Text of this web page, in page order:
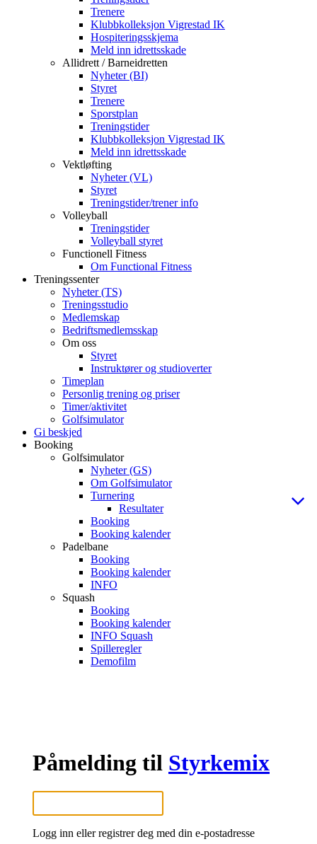
Trenere
Klubbkolleksjon Vigrestad IK
Hospiteringsskjema
Meld inn idrettsskade
Allidrett / Barneidretten
Nyheter (BI)
Styret
Trenere
Sporstplan
Treningstider
Klubbkolleksjon Vigrestad IK
Meld inn idrettsskade
Vektløfting
Nyheter (VL)
Styret
Treningstider/trener info
Volleyball
Treningstider
Volleyball styret
Functionell Fitness
Om Functional Fitness
Treningssenter
Nyheter (TS)
Treningsstudio
Medlemskap
Bedriftsmedlemsskap
Om oss
Styret
Instruktører og studioverter
Timeplan
Personlig trening og priser
Timer/aktivitet
Golfsimulator
Gi beskjed
Booking
Golfsimulator
Nyheter (GS)
Om Golfsimulator
Turnering
Resultater
Booking
Booking kalender
Padelbane
Booking
Booking kalender
INFO
Squash
Booking
Booking kalender
INFO Squash
Spilleregler
Demofilm
Påmelding til Styrkemix
Logg inn eller registrer deg med din e-postadresse